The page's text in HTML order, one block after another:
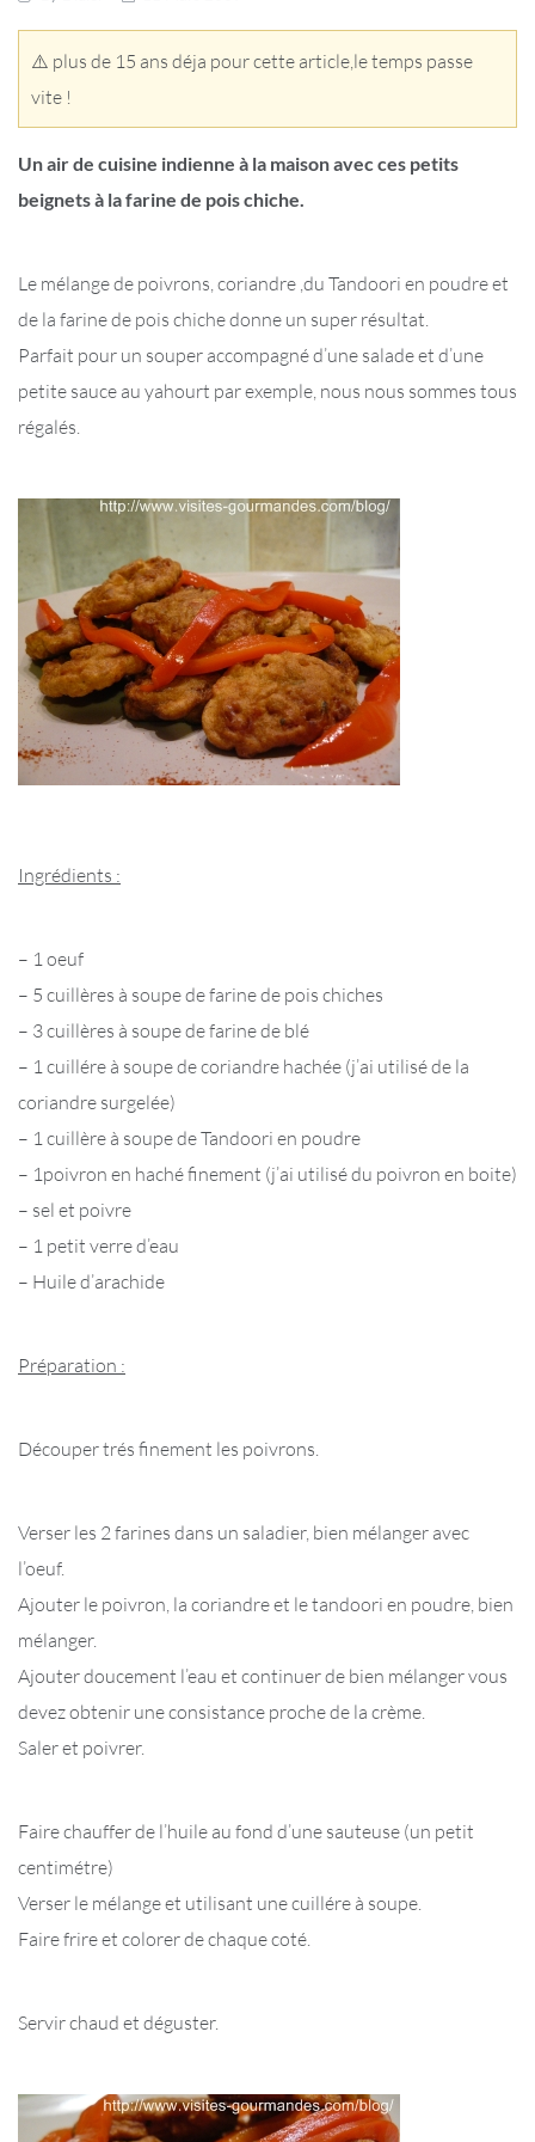
⚠️ plus de 15 ans déja pour cette article,le temps passe
vite !
Un air de cuisine indienne à la maison avec ces petits
beignets à la farine de pois chiche.
Le mélange de poivrons, coriandre ,du Tandoori en poudre et
de la farine de pois chiche donne un super résultat.
Parfait pour un souper accompagné d’une salade et d’une
petite sauce au yahourt par exemple, nous nous sommes tous
régalés.
Ingrédients :
– 1 oeuf
– 5 cuillères à soupe de farine de pois chiches
– 3 cuillères à soupe de farine de blé
– 1 cuillére à soupe de coriandre hachée (j’ai utilisé de la
coriandre surgelée)
– 1 cuillère à soupe de Tandoori en poudre
– 1poivron en haché finement (j’ai utilisé du poivron en boite)
– sel et poivre
– 1 petit verre d’eau
– Huile d’arachide
Préparation :
Découper trés finement les poivrons.
Verser les 2 farines dans un saladier, bien mélanger avec
l’oeuf.
Ajouter le poivron, la coriandre et le tandoori en poudre, bien
mélanger.
Ajouter doucement l’eau et continuer de bien mélanger vous
devez obtenir une consistance proche de la crème.
Saler et poivrer.
Faire chauffer de l’huile au fond d’une sauteuse (un petit
centimétre)
Verser le mélange et utilisant une cuillére à soupe.
Faire frire et colorer de chaque coté.
Servir chaud et déguster.